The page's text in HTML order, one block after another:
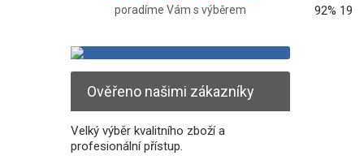
92% 19
poradíme Vám s výběrem
Ověřeno našimi zákazníky
Velký výběr kvalitního zboží a
profesionální přístup.